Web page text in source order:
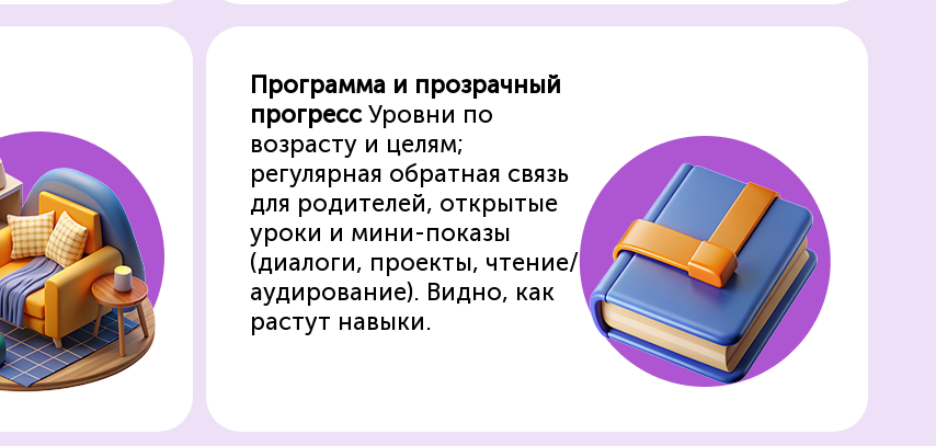
Программа и прозрачный
прогрессУровни по
возрасту и целям;
регулярная обратная связь
для родителей, открытые
уроки и мини-показы
(диалоги, проекты, чтение/
аудирование). Видно, как
растут навыки.